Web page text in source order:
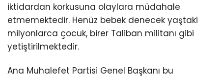
iktidardan korkusuna olaylara müdahale
etmemektedir. Henüz bebek denecek yaştaki
milyonlarca çocuk, birer Taliban militanı gibi
yetiştirilmektedir.
Ana Muhalefet Partisi Genel Başkanı bu